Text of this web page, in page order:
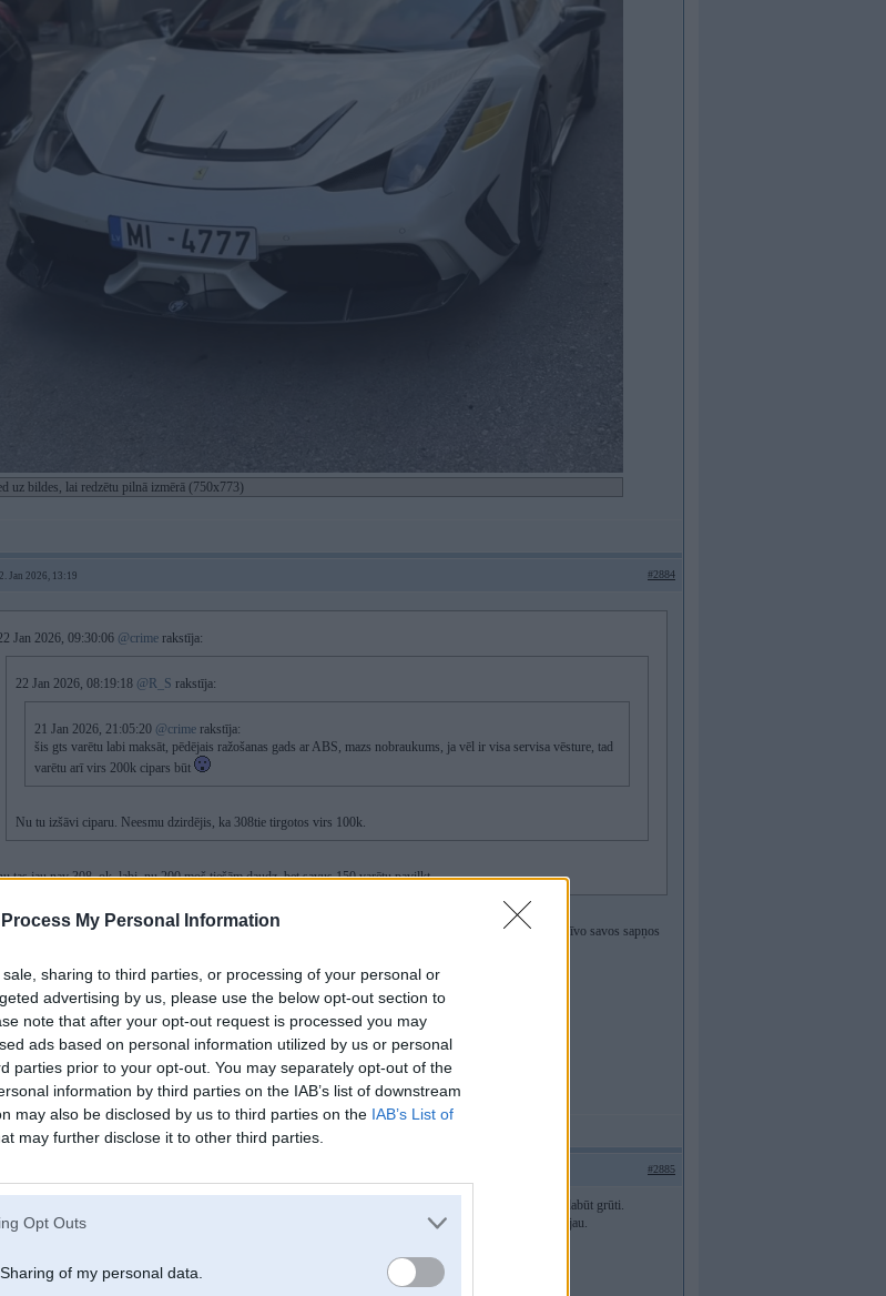
Process My Personal Information
sharing to third parties, or processing of your personal or
advertising by us, please use the below opt-out section to
note that after your opt-out request is processed you may
ads based on personal information utilized by us or personal
parties prior to your opt-out. You may separately opt-out of the
information by third parties on the IAB’s list of downstream
may also be disclosed by us to third parties on the IAB’s List of
may further disclose it to other third parties.
Opt Outs
of my personal data.
uz bildes, lai redzētu pilnā izmērā (750x773)
Jan 2026, 13:19 #2884
Jan 2026, 09:30:06 @crime rakstīja:
22 Jan 2026, 08:19:18 @R_S rakstīja:
21 Jan 2026, 21:05:20 @crime rakstīja:
šis gts varētu labi maksāt, pēdējais ražošanas gads ar ABS, mazs nobraukums, ja vēl ir visa servisa vēsture, tad
varētu arī virs 200k cipars būt
Nu tu izšāvi ciparu. Neesmu dzirdējis, ka 308tie tirgotos virs 100k.
tas jau nav 308, ok, labi, nu 200 moš tiešām daudz, bet savus 150 varētu pavilkt.
pašlaik eiropā ir vienā ciparā ~100k, izņemot agrīnos 308 ar karburatoriem, tie ir bik dārgāki. USA lai dzīvo savos sapņos
ir priex.
R6, S54B32 + 2JZ-GE
#2885
308 pirms gadiem 5 varēja dabūt par 30k, pēc covid visam cenas ir kosmosā. Pat nabago 360 zem 70 dabūt grūti.
cenām var pasmīkņāt. Tur bariņš Youtuberi liekas regulẽ cenas. Murcielago LP640 6MT maksā 1+ mlj jau.